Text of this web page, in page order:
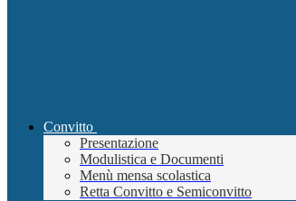
Convitto
Presentazione
Modulistica e Documenti
Menù mensa scolastica
Retta Convitto e Semiconvitto